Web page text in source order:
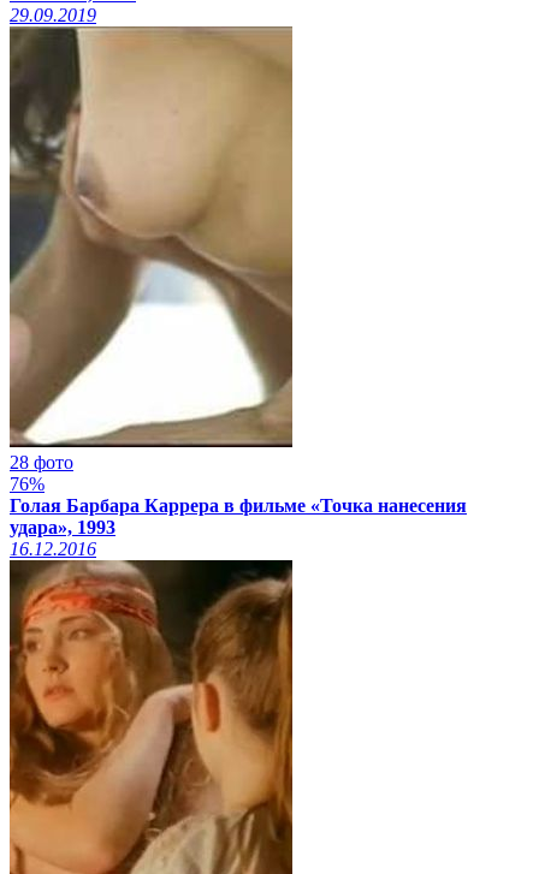
29.09.2019
28 фото
76%
Голая Барбара Каррера в фильме «Точка нанесения
удара», 1993
16.12.2016